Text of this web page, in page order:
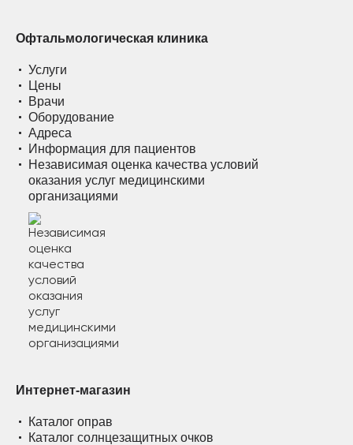
Офтальмологическая клиника
Услуги
Цены
Врачи
Оборудование
Адреса
Информация для пациентов
Независимая оценка качества условий
оказания услуг медицинскими
организациями
Интернет-магазин
Каталог оправ
Каталог солнцезащитных очков